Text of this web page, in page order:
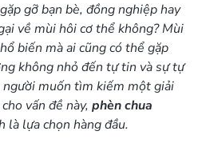
gỡ bạn bè, đồng nghiệp hay
về mùi hôi cơ thể không? Mùi
biến mà ai cũng có thể gặp
không nhỏ đến tự tin và sự tự
muốn tìm kiếm một giải
vấn đề này, phèn chua
là lựa chọn hàng đầu.